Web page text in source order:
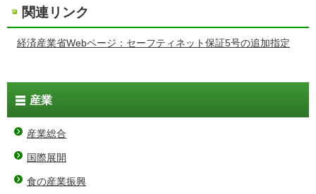
関連リンク
経済産業省Webページ：セーフティネット保証5号の追加指定
産業
産業総合
国際展開
食の産業振興